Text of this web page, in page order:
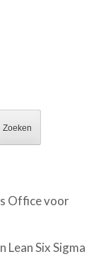
Zoeken
Office voor
Six Sigma